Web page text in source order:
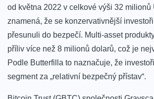
od května 2022 v celkové výši 32 milionů
znamená, že se konzervativnější
přesunuli do bezpečí. Multi-asset
příliv více než 8 milionů dolarů, což je
Podle Butterfilla to naznačuje, že
segment za „relativní bezpečný přístav“.